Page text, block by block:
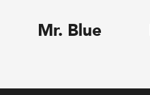
Mr. Blue